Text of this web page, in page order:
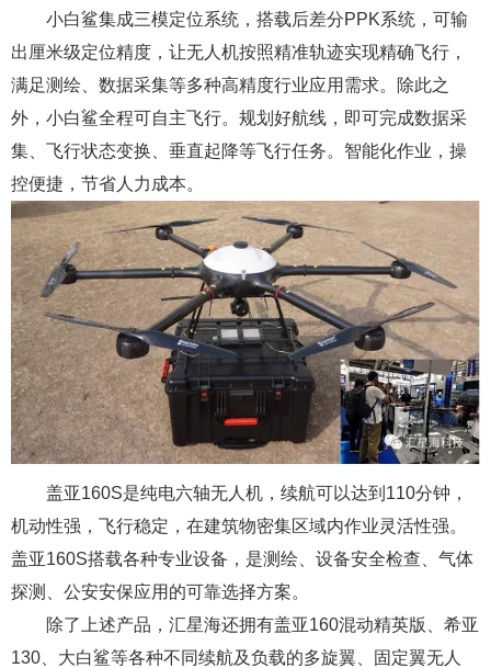
小白鲨集成三模定位系统，搭载后差分PPK系统，可输
出厘米级定位精度，让无人机按照精准轨迹实现精确飞行，
满足测绘、数据采集等多种高精度行业应用需求。除此之
外，小白鲨全程可自主飞行。规划好航线，即可完成数据采
集、飞行状态变换、垂直起降等飞行任务。智能化作业，操
控便捷，节省人力成本。
盖亚160S是纯电六轴无人机，续航可以达到110分钟，
机动性强，飞行稳定，在建筑物密集区域内作业灵活性强。
盖亚160S搭载各种专业设备，是测绘、设备安全检查、气体
探测、公安安保应用的可靠选择方案。
除了上述产品，汇星海还拥有盖亚160混动精英版、希亚
130、大白鲨等各种不同续航及负载的多旋翼、固定翼无人